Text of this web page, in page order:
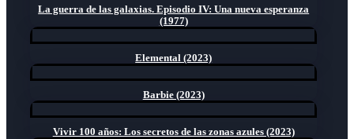
La guerra de las galaxias. Episodio IV: Una nueva esperanza
(1977)
Elemental (2023)
Barbie (2023)
Vivir 100 años: Los secretos de las zonas azules (2023)